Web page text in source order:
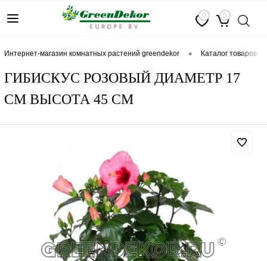
0 0
интернет-магазин комнатных растений greendekor • каталог товаров
ГИБИСКУС РОЗОВЫЙ ДИАМЕТР 17
СМ ВЫСОТА 45 СМ